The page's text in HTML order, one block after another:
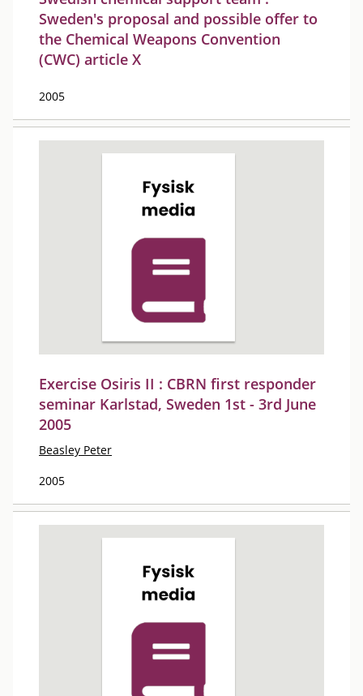
Sweden's proposal and possible offer to
the Chemical Weapons Convention
(CWC) article X
2005
Exercise Osiris II : CBRN first responder
seminar Karlstad, Sweden 1st - 3rd June
2005
Beasley Peter
2005